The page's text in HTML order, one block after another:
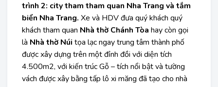
trình 2: city tham tham quan Nha Trang và tắm
biển Nha Trang. Xe và HDV đưa quý khách quý
khách tham quan Nhà thờ Chánh Tòa hay còn gọi
là Nhà thờ Núi tọa lạc ngay trung tâm thành phố
được xây dựng trên một đỉnh đồi với diện tích
4.500m2, với kiến trúc Gỗ – tích nổi bật và tường
vách được xây bằng tấp lô xi măng đã tạo cho nhà